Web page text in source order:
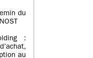
du
:
au